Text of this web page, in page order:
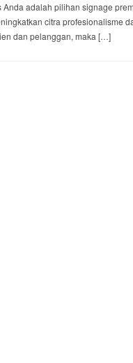
adalah pilihan signage
citra profesionalisme
dan pelanggan, maka […]